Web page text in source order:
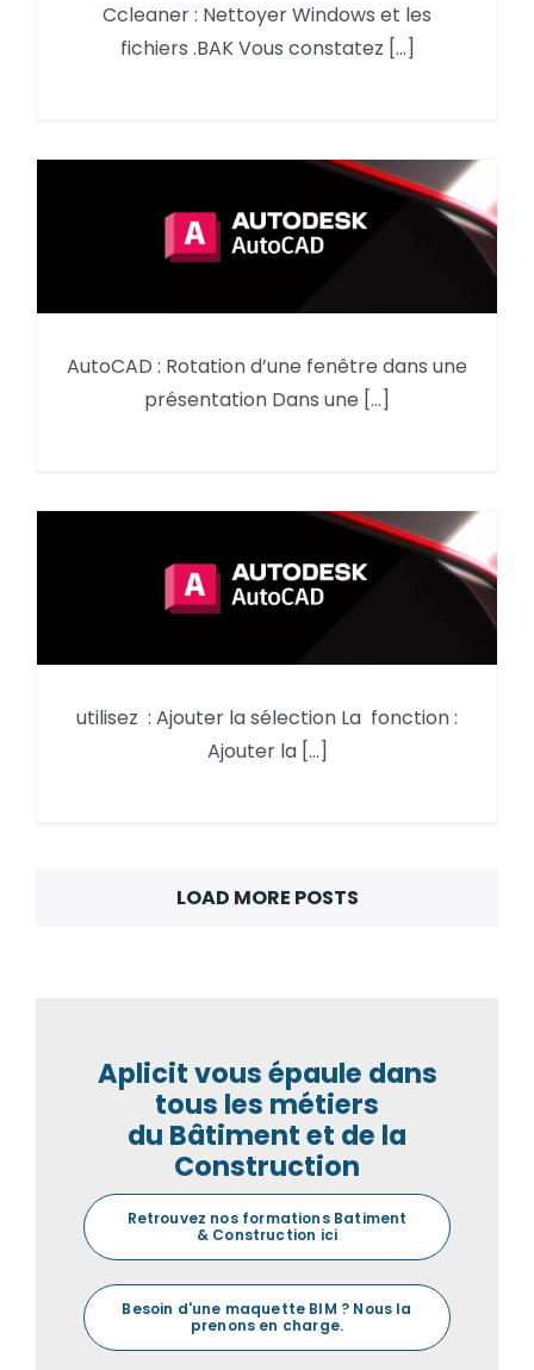
les fichiers .BAK
Ccleaner : Nettoyer Windows et les
fichiers .BAK Vous constatez [...]
AutoCAD Rotation d’une fenêtre
dans une présentation
AutoCAD : Rotation d’une fenêtre dans une
présentation Dans une [...]
AutoCAD, utilisez : Ajouter la
sélection
utilisez : Ajouter la sélection La fonction :
Ajouter la [...]
LOAD MORE POSTS
Aplicit vous épaule dans
tous les métiers
du Bâtiment et de la
Construction
Retrouvez nos formations Batiment
& Construction ici
Besoin d'une maquette BIM ? Nous la
prenons en charge.